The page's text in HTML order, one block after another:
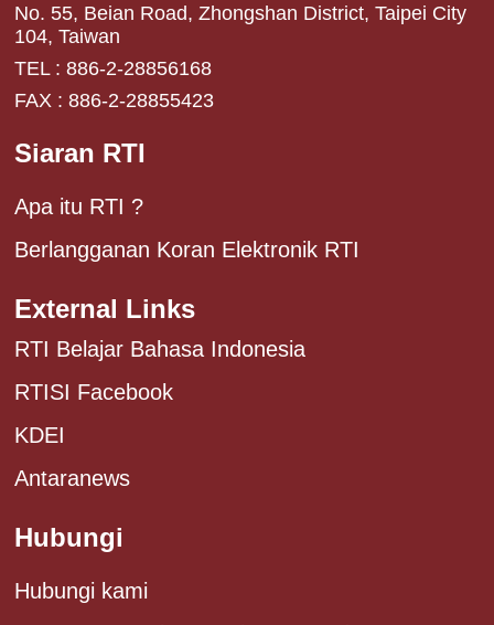
No. 55, Beian Road, Zhongshan District, Taipei City
104, Taiwan
TEL : 886-2-28856168
FAX : 886-2-28855423
Siaran RTI
Apa itu RTI ?
Berlangganan Koran Elektronik RTI
External Links
RTI Belajar Bahasa Indonesia
RTISI Facebook
KDEI
Antaranews
Hubungi
Hubungi kami